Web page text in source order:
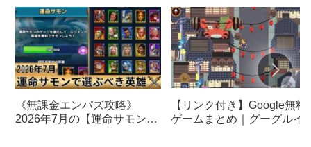
《無課金エンパズ攻略》
2026年7月の【運命サモン】
【リンク付き】Google無料
ゲームまとめ｜グーグルイ